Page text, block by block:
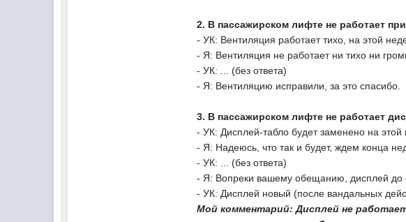
2. В пассажирском лифте не работает
- УК: Вентиляция работает тихо, на этой
- Я: Вентиляция не работает ни тихо ни
- УК: ... (без ответа)
- Я: Вентиляцию исправили, за это спасибо.
3. В пассажирском лифте не работает
- УК: Дисплей-табло будет заменено на этой
- Я: Надеюсь, что так и будет, ждем конца
- УК: ... (без ответа)
- Я: Вопреки вашему обещанию, дисплей до
- УК: Дисплей новый (после вандальных
Мой комментарий: Дисплей не